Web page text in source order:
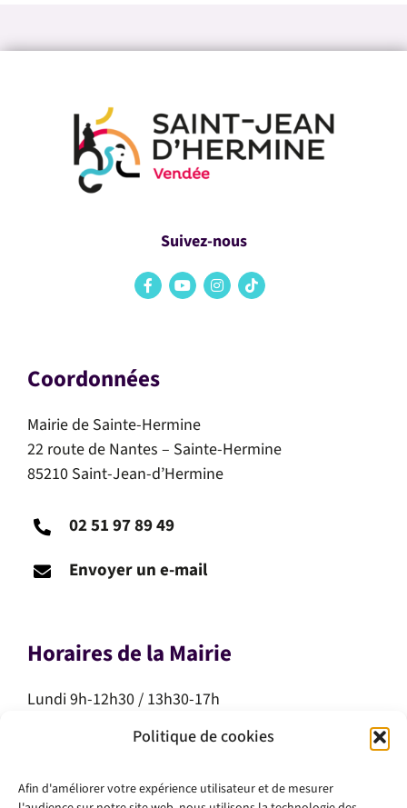
Politique de cookies
Afin d'améliorer votre expérience utilisateur et de mesurer
Suivez-nous
Coordonnées
Mairie de Sainte-Hermine
22 route de Nantes – Sainte-Hermine
85210 Saint-Jean-d’Hermine
02 51 97 89 49
Envoyer un e-mail
Horaires de la Mairie
Lundi 9h-12h30 / 13h30-17h
Mercredi 9h-12h30
Vendredi 9h-12h30 / 13h30-17h